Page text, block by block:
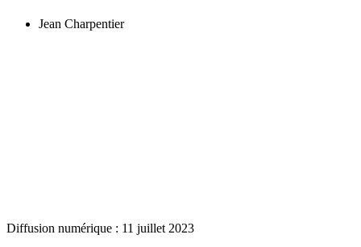
Jean Charpentier
Diffusion numérique : 11 juillet 2023